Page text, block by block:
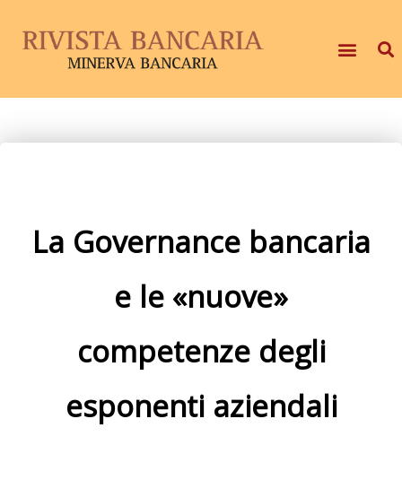
La Governance bancaria
e le «nuove»
competenze degli
esponenti aziendali